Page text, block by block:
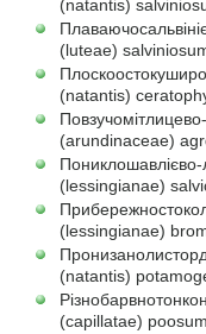
(natantis)
(luteae)
(natantis)
(arundinaceae)
(lessingianae)
(lessingianae)
(natantis)
(capillatae)